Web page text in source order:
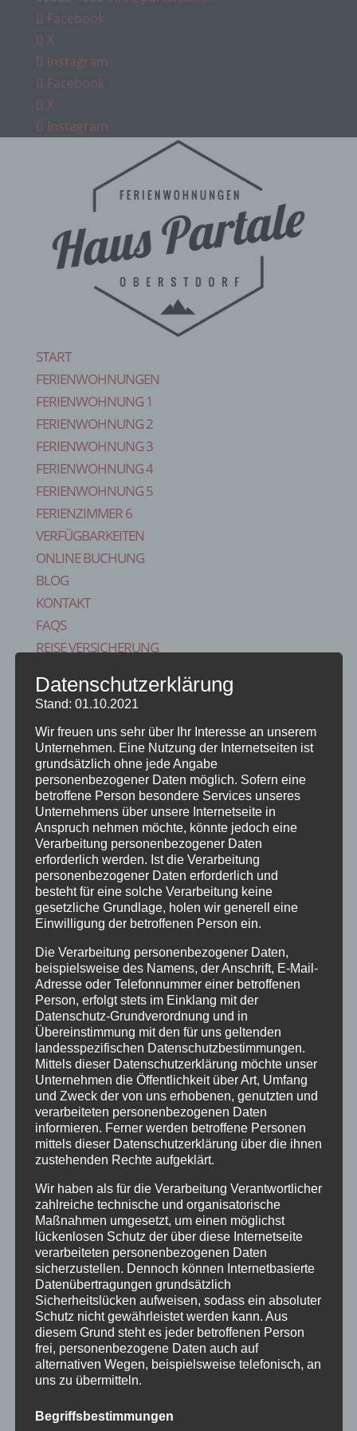
Facebook
X
Instagram
Facebook
X
Instagram
START
FERIENWOHNUNGEN
FERIENWOHNUNG 1
FERIENWOHNUNG 2
FERIENWOHNUNG 3
FERIENWOHNUNG 4
FERIENWOHNUNG 5
FERIENZIMMER 6
VERFÜGBARKEITEN
ONLINE BUCHUNG
BLOG
KONTAKT
FAQS
REISE VERSICHERUNG
Seite wählen
Start
Ferienwohnungen
Ferienwohnung 1
Ferienwohnung 2
Ferienwohnung 3
Ferienwohnung 4
Ferienwohnung 5
Ferienzimmer 6
Verfügbarkeiten
Online Buchung
Blog
Kontakt
FAQs
Reise Versicherung
Impressum
vonHausPartale|Juli 11, 2014|Allgemein|
Kommentare
Ferienwohnung in Oberstdorf direkt online
buchen
Datenschutzerklärung
Stand: 01.10.2021
Wir freuen uns sehr über Ihr Interesse an unserem
Unternehmen. Eine Nutzung der Internetseiten ist
grundsätzlich ohne jede Angabe
personenbezogener Daten möglich. Sofern eine
betroffene Person besondere Services unseres
Unternehmens über unsere Internetseite in
Anspruch nehmen möchte, könnte jedoch eine
Verarbeitung personenbezogener Daten
erforderlich werden. Ist die Verarbeitung
personenbezogener Daten erforderlich und
besteht für eine solche Verarbeitung keine
gesetzliche Grundlage, holen wir generell eine
Einwilligung der betroffenen Person ein.
Die Verarbeitung personenbezogener Daten,
beispielsweise des Namens, der Anschrift, E-Mail-
Adresse oder Telefonnummer einer betroffenen
Person, erfolgt stets im Einklang mit der
Datenschutz-Grundverordnung und in
Übereinstimmung mit den für uns geltenden
landesspezifischen Datenschutzbestimmungen.
Mittels dieser Datenschutzerklärung möchte unser
Unternehmen die Öffentlichkeit über Art, Umfang
und Zweck der von uns erhobenen, genutzten und
verarbeiteten personenbezogenen Daten
informieren. Ferner werden betroffene Personen
mittels dieser Datenschutzerklärung über die ihnen
zustehenden Rechte aufgeklärt.
Wir haben als für die Verarbeitung Verantwortlicher
zahlreiche technische und organisatorische
Maßnahmen umgesetzt, um einen möglichst
lückenlosen Schutz der über diese Internetseite
verarbeiteten personenbezogenen Daten
sicherzustellen. Dennoch können Internetbasierte
Datenübertragungen grundsätzlich
Sicherheitslücken aufweisen, sodass ein absoluter
Schutz nicht gewährleistet werden kann. Aus
diesem Grund steht es jeder betroffenen Person
frei, personenbezogene Daten auch auf
alternativen Wegen, beispielsweise telefonisch, an
uns zu übermitteln.
Begriffsbestimmungen